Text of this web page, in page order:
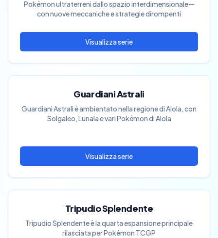
Pokémon ultraterreni dallo spazio interdimensionale—
con nuove meccaniche e strategie dirompenti
Guardiani Astrali
Guardiani Astrali è ambientato nella regione di Alola, con
Solgaleo, Lunala e vari Pokémon di Alola
Tripudio Splendente
Tripudio Splendente è la quarta espansione principale
rilasciata per Pokémon TCGP